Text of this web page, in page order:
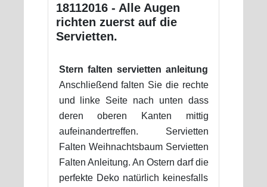
18112016 - Alle Augen
richten zuerst auf die
Servietten.
Stern falten servietten anleitung
Anschließend falten Sie die rechte
und linke Seite nach unten dass
deren oberen Kanten mittig
aufeinandertreffen. Servietten
Falten Weihnachtsbaum Servietten
Falten Anleitung. An Ostern darf die
perfekte Deko natürlich keinesfalls